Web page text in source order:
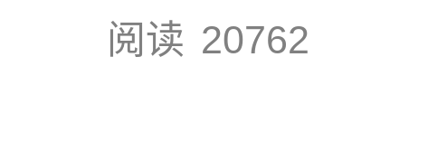
阅读 20762